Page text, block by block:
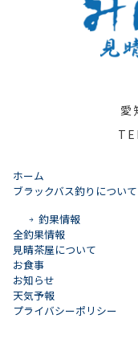
愛
ホーム
ブラックバス釣りについて
釣果情報
全釣果情報
見晴茶屋について
お食事
お知らせ
天気予報
プライバシーポリシー